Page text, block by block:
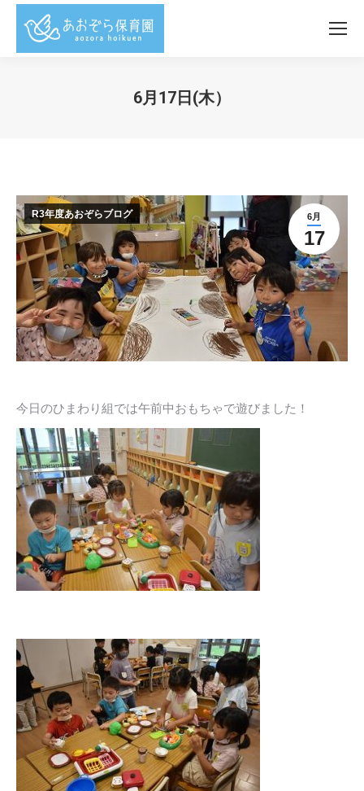
6月17日(木）
6月
17
R3年度あおぞらブログ
今日のひまわり組では午前中おもちゃで遊びました！